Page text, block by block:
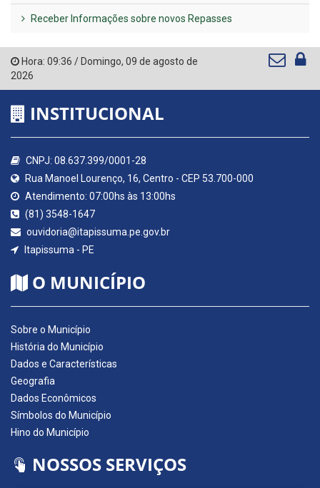
Receber Informações sobre novos Repasses
Hora: 09:36 / Domingo, 09 de agosto de
2026
INSTITUCIONAL
CNPJ: 08.637.399/0001-28
Rua Manoel Lourenço, 16, Centro - CEP 53.700-000
Atendimento: 07:00hs às 13:00hs
(81) 3548-1647
ouvidoria@itapissuma.pe.gov.br
Itapissuma - PE
O MUNICÍPIO
Sobre o Município
História do Município
Dados e Características
Geografia
Dados Econômicos
Símbolos do Município
Hino do Município
NOSSOS SERVIÇOS